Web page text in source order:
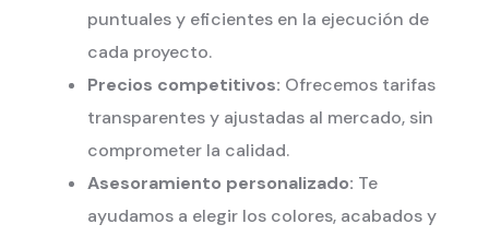
puntuales y eficientes en la ejecución de
cada proyecto.
Precios competitivos: Ofrecemos tarifas
transparentes y ajustadas al mercado, sin
comprometer la calidad.
Asesoramiento personalizado: Te
ayudamos a elegir los colores, acabados y